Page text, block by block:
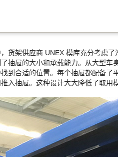
货架供应商 UNEX 模库充分考虑
抽屉的大小和承载能力。从大型车
到合适的位置。每个抽屉都配备了
入抽屉。这种设计大大降低了取用